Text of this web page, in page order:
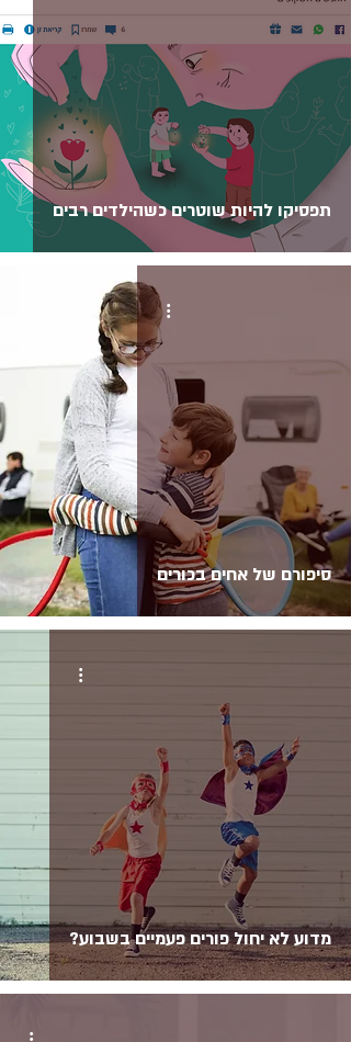
תפסיקו להיות שוטרים כשהילדים רבים
סיפורם של אחים בכורים
מדוע לא יחול פורים פעמיים בשבוע?